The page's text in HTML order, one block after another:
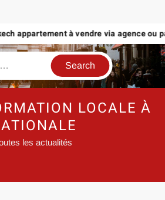
appartement à vendre via agence ou
LOCALE À
les actualités